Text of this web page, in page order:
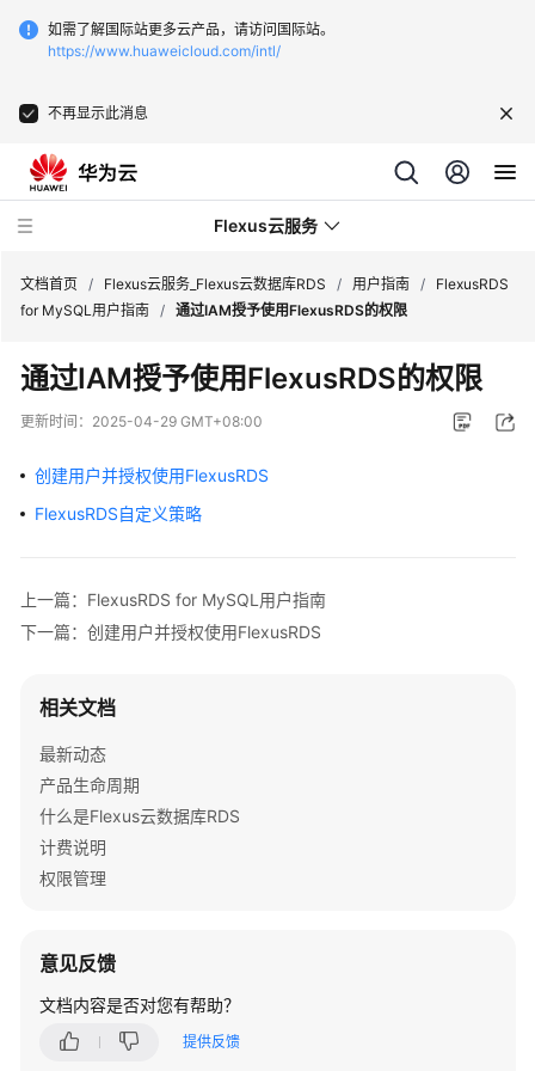
如需了解国际站更多云产品，请访问国际站。
https://www.huaweicloud.com/intl/
不再显示此消息
Flexus云服务
最
动
公
告
品
介
绍
快
速
入
用
指
文档首页 / Flexus云服务_Flexus云数据库RDS / 用户指南 /
FlexusRDS
for MySQL用户指南 / 通过IAM授予使用FlexusRDS的权限
通过IAM授予使用FlexusRDS的权限
更新时间： 2025-04-29 GMT+08:00
创建用户并授权使用FlexusRDS
FlexusRDS自定义策略
上一篇：FlexusRDS for MySQL用户指南
下一篇：创建用户并授权使用FlexusRDS
相关文档
最新动态
产品生命周期
什么是Flexus云数据库RDS
计费说明
权限管理
意见反馈
文档内容是否对您有帮助？
提供反馈